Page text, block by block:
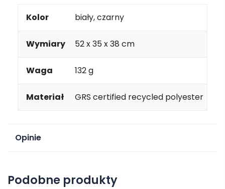
Kolor biały, czarny
Wymiary 52 x 35 x 38 cm
Waga 132 g
Materiał GRS certified recycled polyester
Opinie
Podobne produkty